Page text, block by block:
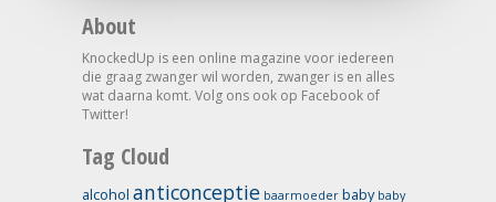
About
KnockedUp is een online magazine voor iedereen
die graag zwanger wil worden, zwanger is en alles
wat daarna komt. Volg ons ook op Facebook of
Twitter!
Tag Cloud
alcohol anticonceptie baarmoeder baby baby